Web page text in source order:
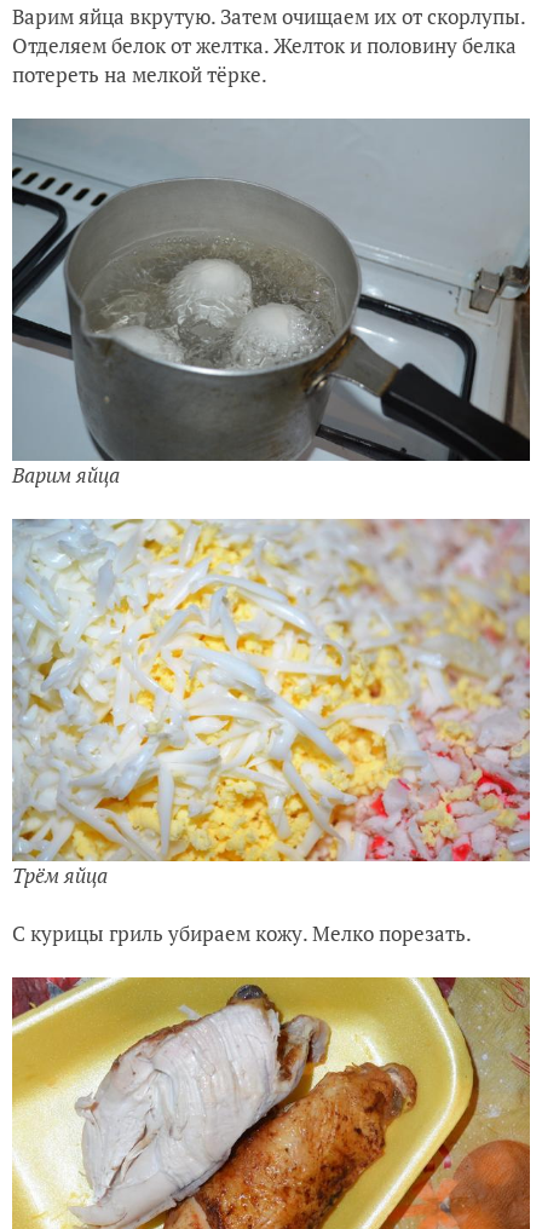
Варим яйца вкрутую. Затем очищаем их от скорлупы.
Отделяем белок от желтка. Желток и половину белка
потереть на мелкой тёрке.
Варим яйца
Трём яйца
С курицы гриль убираем кожу. Мелко порезать.